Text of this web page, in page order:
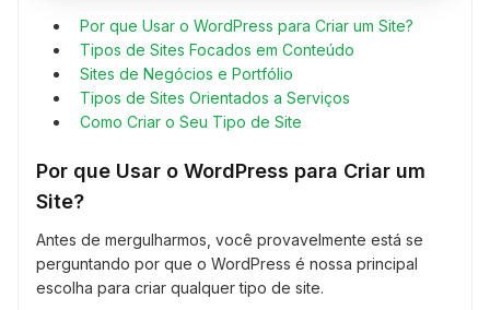
Por que Usar o WordPress para Criar um Site?
Tipos de Sites Focados em Conteúdo
Sites de Negócios e Portfólio
Tipos de Sites Orientados a Serviços
Como Criar o Seu Tipo de Site
Por que Usar o WordPress para Criar um
Site?
Antes de mergulharmos, você provavelmente está se
perguntando por que o WordPress é nossa principal
escolha para criar qualquer tipo de site.